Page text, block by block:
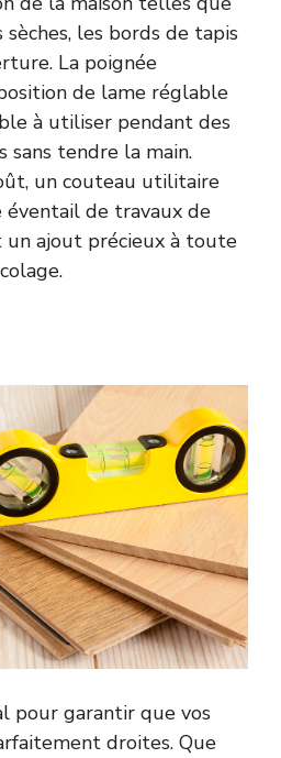
les bords de tapis
La poignée
de lame réglable
à utiliser pendant des
sans tendre la main.
un couteau utilitaire
de travaux de
un ajout précieux à toute
pour garantir que vos
droites. Que